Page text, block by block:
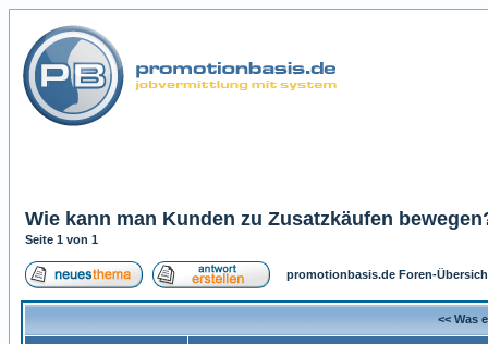
Wie kann man Kunden zu Zusatzkäufen
Seite 1 von 1
promotionbasis.de Foren-
<< Was